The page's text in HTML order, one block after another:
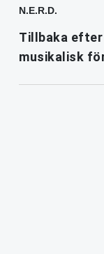
N.E.R.D.
Tillbaka
musikalisk